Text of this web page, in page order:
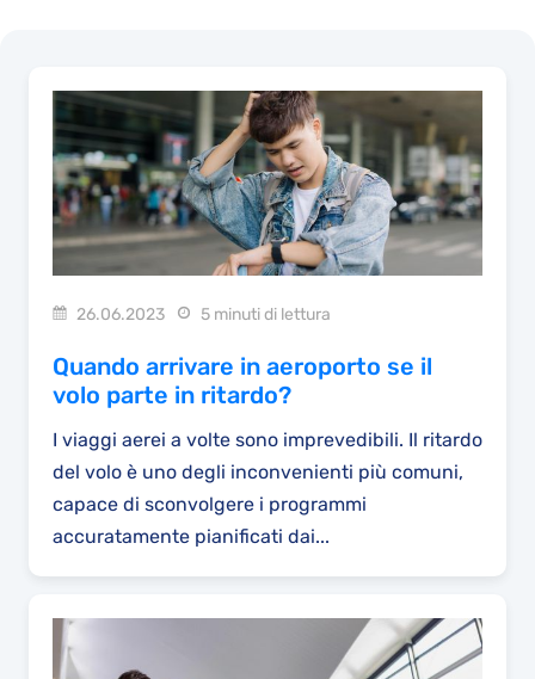
26.06.2023 5 minuti di lettura
Quando arrivare in aeroporto se il
volo parte in ritardo?
I viaggi aerei a volte sono imprevedibili. Il ritardo
del volo è uno degli inconvenienti più comuni,
capace di sconvolgere i programmi
accuratamente pianificati dai...